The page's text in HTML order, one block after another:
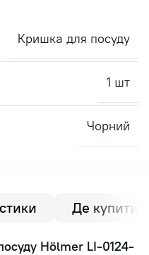
Кришка для посуду
1 шт
Чорний
Де купити?
Hölmer LI-0124-